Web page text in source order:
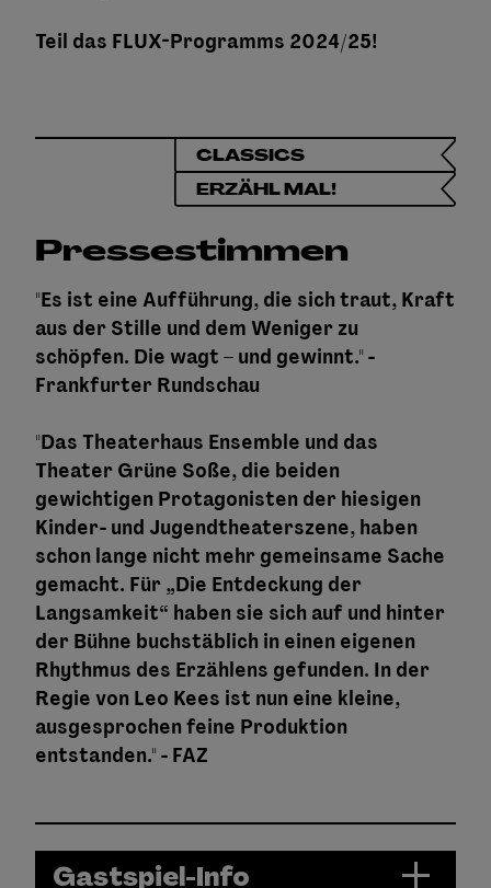
Teil das FLUX-Programms 2024/25!
CLASSICS
ERZÄHL MAL!
Pressestimmen
"Es ist eine Aufführung, die sich traut, Kraft
aus der Stille und dem Weniger zu
schöpfen. Die wagt – und gewinnt." -
Frankfurter Rundschau
"Das Theaterhaus Ensemble und das
Theater Grüne Soße, die beiden
gewichtigen Protagonisten der hiesigen
Kinder- und Jugendtheaterszene, haben
schon lange nicht mehr gemeinsame Sache
gemacht. Für „Die Entdeckung der
Langsamkeit“ haben sie sich auf und hinter
der Bühne buchstäblich in einen eigenen
Rhythmus des Erzählens gefunden. In der
Regie von Leo Kees ist nun eine kleine,
ausgesprochen feine Produktion
entstanden." - FAZ
Gastspiel-Info